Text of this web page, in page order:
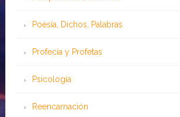
Poesía, Dichos, Palabras
Profecía y Profetas
Psicología
Reencarnación